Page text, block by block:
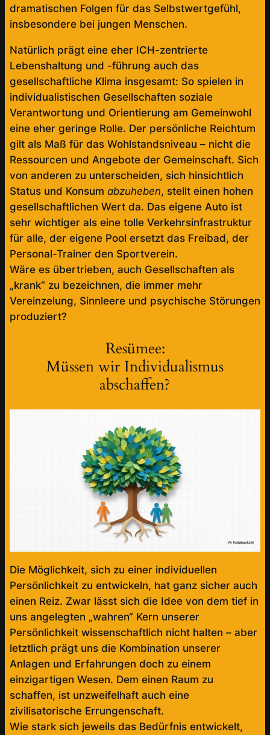
dramatischen Folgen für das Selbstwertgefühl,
insbesondere bei jungen Menschen.
Natürlich prägt eine eher ICH-zentrierte
Lebenshaltung und -führung auch das
gesellschaftliche Klima insgesamt: So spielen in
individualistischen Gesellschaften soziale
Verantwortung und Orientierung am Gemeinwohl
eine eher geringe Rolle. Der persönliche Reichtum
gilt als Maß für das Wohlstandsniveau – nicht die
Ressourcen und Angebote der Gemeinschaft. Sich
von anderen zu unterscheiden, sich hinsichtlich
Status und Konsum abzuheben, stellt einen hohen
gesellschaftlichen Wert da. Das eigene Auto ist
sehr wichtiger als eine tolle Verkehrsinfrastruktur
für alle, der eigene Pool ersetzt das Freibad, der
Personal-Trainer den Sportverein.
Wäre es übertrieben, auch Gesellschaften als
„krank“ zu bezeichnen, die immer mehr
Vereinzelung, Sinnleere und psychische Störungen
produziert?
Resümee:
Müssen wir Individualismus
abschaffen?
Die Möglichkeit, sich zu einer individuellen
Persönlichkeit zu entwickeln, hat ganz sicher auch
einen Reiz. Zwar lässt sich die Idee von dem tief in
uns angelegten „wahren“ Kern unserer
Persönlichkeit wissenschaftlich nicht halten – aber
letztlich prägt uns die Kombination unserer
Anlagen und Erfahrungen doch zu einem
einzigartigen Wesen. Dem einen Raum zu
schaffen, ist unzweifelhaft auch eine
zivilisatorische Errungenschaft.
Wie stark sich jeweils das Bedürfnis entwickelt,